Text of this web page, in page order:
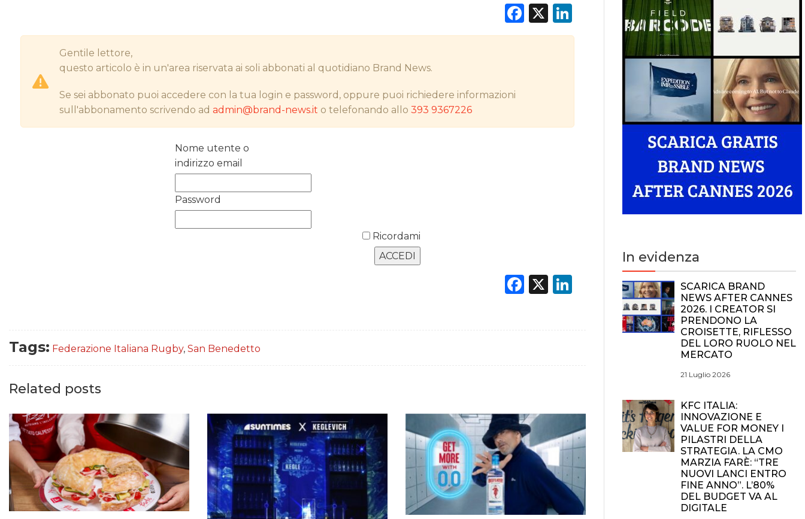
PREVISIONI/SCENARI
Facebook
X LinkedIn
Gentile lettore,
questo articolo è in un'area riservata ai soli abbonati al quotidiano Brand News.
Se sei abbonato puoi accedere con la tua login e password, oppure puoi richiedere informazioni
sull'abbonamento scrivendo adadmin@brand-news.it o telefonando allo393 9367226
Nome utente o
indirizzo email
Password
Ricordami
Facebook
X LinkedIn
Tags: Federazione Italiana Rugby, San Benedetto
Related posts
In evidenza
SCARICA BRAND
NEWS AFTER CANNES
2026. I CREATOR SI
PRENDONO LA
CROISETTE, RIFLESSO
DEL LORO RUOLO NEL
MERCATO
21 Luglio 2026
KFC ITALIA:
INNOVAZIONE E
VALUE FOR MONEY I
PILASTRI DELLA
STRATEGIA. LA CMO
MARZIA FARÈ: “TRE
NUOVI LANCI ENTRO
FINE ANNO”. L’80%
DEL BUDGET VA AL
DIGITALE